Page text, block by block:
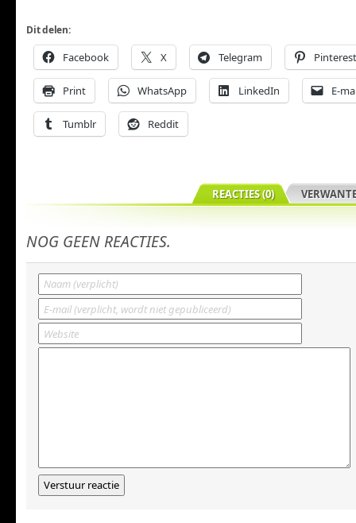
Dit delen:
Facebook X Telegram Pinterest
Print WhatsApp LinkedIn E-
Tumblr Reddit
REACTIES (0)
NOG GEEN REACTIES.